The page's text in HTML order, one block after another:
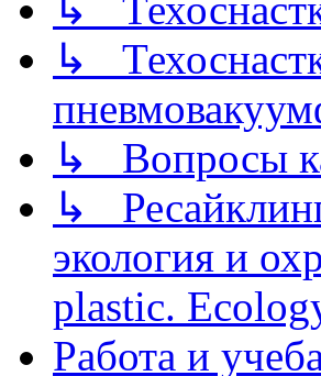
↳
↳
↳ Вопросы
↳
экология и
plastic.
Работа и